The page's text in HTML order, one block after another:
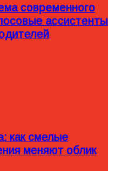
современного
ассистенты
как смелые
меняют облик